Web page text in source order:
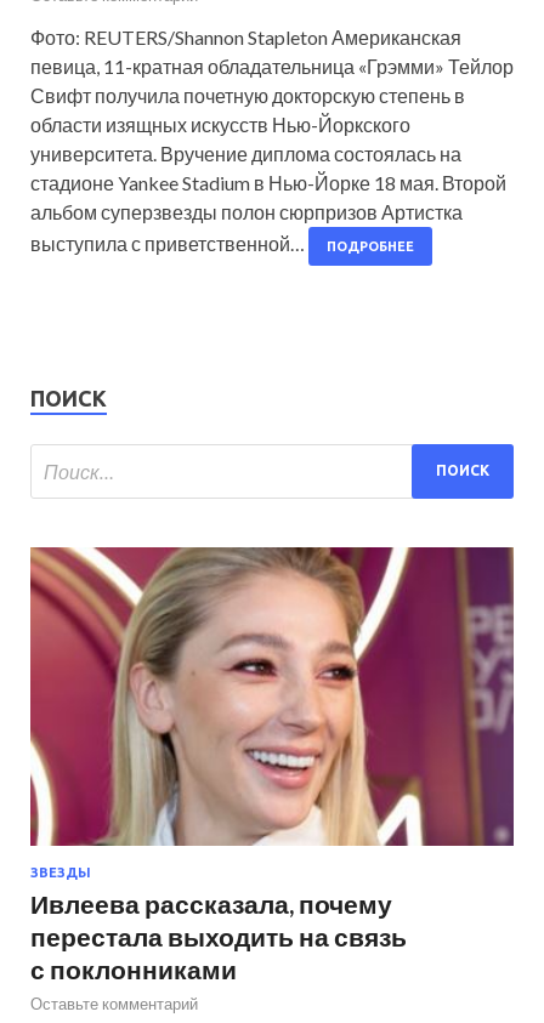
Фото: REUTERS/Shannon Stapleton Американская
певица, 11-кратная обладательница «Грэмми» Тейлор
Свифт получила почетную докторскую степень в
области изящных искусств Нью-Йоркского
университета. Вручение диплома состоялась на
стадионе Yankee Stadium в Нью-Йорке 18 мая. Второй
альбом суперзвезды полон сюрпризов Артистка
выступила с приветственной…
ПОДРОБНЕЕ
ПОИСК
ЗВЕЗДЫ
Ивлеева рассказала, почему
перестала выходить на связь
с поклонниками
Оставьте комментарий